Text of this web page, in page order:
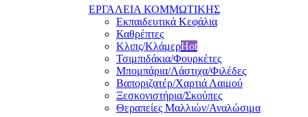
ΕΡΓΑΛΕΙΑ ΚΟΜΜΩΤΙΚΗΣ
Εκπαιδευτικά Κεφάλια
Καθρέπτες
Κλιπς/ΚλάμερHot
Τσιμπιδάκια/Φουρκέτες
Μπομπάρια/Λάστιχα/Φιλέδες
Βαποριζατέρ/Χαρτιά Λαιμού
Ξεσκονιστήρια/Σκούπες
Θεραπείες Μαλλιών/Αναλώσιμα